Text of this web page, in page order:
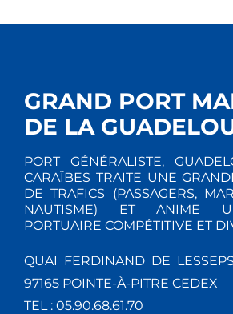
GRAND PORT
DE LA
PORT GÉNÉRALISTE,
CARAÏBES TRAITE UNE
DE TRAFICS (PASSAGERS,
NAUTISME) ET ANIME
PORTUAIRE COMPÉTITIVE ET
QUAI FERDINAND DE
97165 POINTE-À-PITRE CEDEX
TEL : 05.90.68.61.70